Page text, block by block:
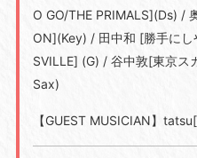
O GO/THE PRIMALS](Ds) /
ON](Key) / 田中和 [勝手に
SVILLE] (G) / 谷中敦[東京ス
Sax)
【GUEST MUSICIAN】